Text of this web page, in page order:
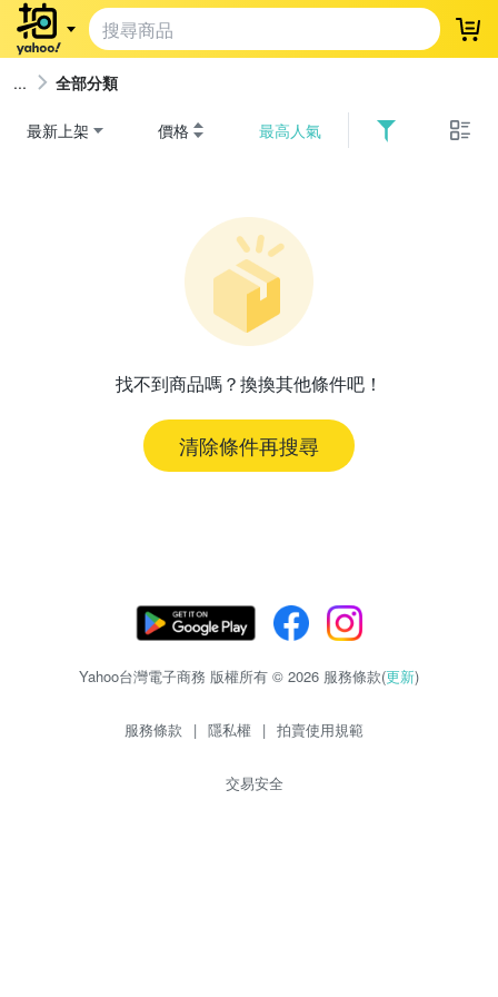
登
全部分類
最新上架 價格 最高人氣
找不到商品嗎？換換其他條件吧！
清除條件再搜尋
Yahoo台灣電子商務 版權所有 © 2026 服務條款(更新)
服務條款 | 隱私權 | 拍賣使用規範
交易安全